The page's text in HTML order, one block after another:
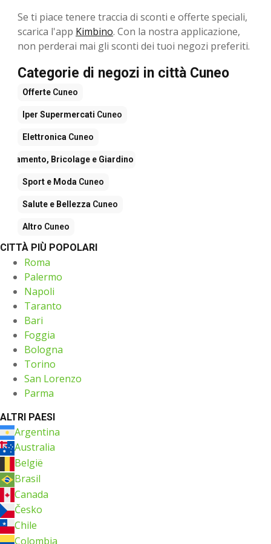
Se ti piace tenere traccia di sconti e offerte speciali,
scarica l'app Kimbino. Con la nostra applicazione,
non perderai mai gli sconti dei tuoi negozi preferiti.
Categorie di negozi in città Cuneo
Offerte Cuneo
Iper Supermercati Cuneo
Elettronica Cuneo
Bricolage e Giardino
Sport e Moda Cuneo
Salute e Bellezza Cuneo
Altro Cuneo
CITTÀ PIÙ POPOLARI
Roma
Palermo
Napoli
Taranto
Bari
Foggia
Bologna
Torino
San Lorenzo
Parma
ALTRI PAESI
Argentina
Australia
België
Brasil
Canada
Česko
Chile
Colombia